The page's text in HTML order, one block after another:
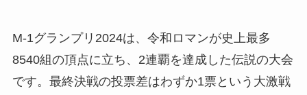
M-1グランプリ2024は、令和ロマンが史上最多
8540組の頂点に立ち、2連覇を達成した伝説の大会
です。最終決戦の投票差はわずか1票という大激戦